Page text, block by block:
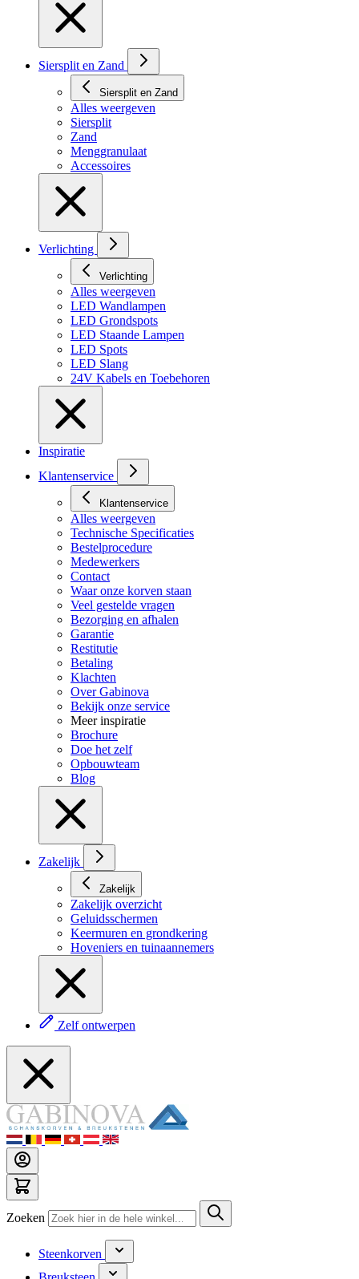
Siersplit en Zand
Siersplit en Zand
Alles weergeven
Siersplit
Zand
Menggranulaat
Accessoires
Verlichting
Verlichting
Alles weergeven
LED Wandlampen
LED Grondspots
LED Staande Lampen
LED Spots
LED Slang
24V Kabels en Toebehoren
Inspiratie
Klantenservice
Klantenservice
Alles weergeven
Technische Specificaties
Bestelprocedure
Medewerkers
Contact
Waar onze korven staan
Veel gestelde vragen
Bezorging en afhalen
Garantie
Restitutie
Betaling
Klachten
Over Gabinova
Bekijk onze service
Meer inspiratie
Brochure
Doe het zelf
Opbouwteam
Blog
Zakelijk
Zakelijk
Zakelijk overzicht
Geluidsschermen
Keermuren en grondkering
Hoveniers en tuinaannemers
Zelf ontwerpen
Zoeken
Steenkorven